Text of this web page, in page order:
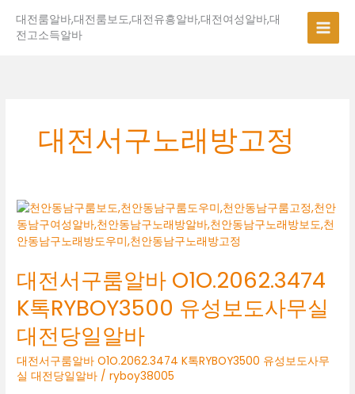
대전룸알바,대전룸보도,대전유흥알바,대전여성알바,대
전고소득알바
대전서구노래방고정
대전서구룸알바 O1O.2062.3474
K톡RYBOY3500 유성보도사무실
대전당일알바
대전서구룸알바 O1O.2062.3474 K톡RYBOY3500 유성보도사무
실 대전당일알바 /ryboy38005
대
전
서
룸
바
O1O.2062.3474
K
톡
RYBOY3500